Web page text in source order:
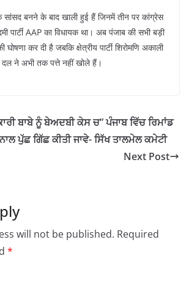
सांसद बनने के बाद खाली हुई हैं जिनमें तीन पर कांग्रेस
AAP का विधायक था। अब पंजाब की सभी बड़ी
घोषणा कर दी है जबकि क्षेत्रीय पार्टी शिरोमणि अकाली
दल ने अभी तक पत्ते नहीं खोले हैं।
ਬਾਬੇ ਨੂੰ ਬੇਅਦਬੀ ਕੇਸ ਚ” ਪੰਜਾਬ ਵਿੱਚ ਰਿਮਾਂਡ
ਪੁੱਛ ਗਿੱਛ ਕੀਤੀ ਜਾਵੇ- ਸਿੱਖ ਤਾਲਮੇਲ ਕਮੇਟੀ
Next Post
will not be published. Required
*